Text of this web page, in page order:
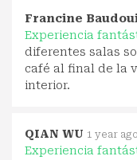
Francine
Experiencia
diferentes salas
café al final de la
interior.
QIAN WU 1 year ago
Experiencia